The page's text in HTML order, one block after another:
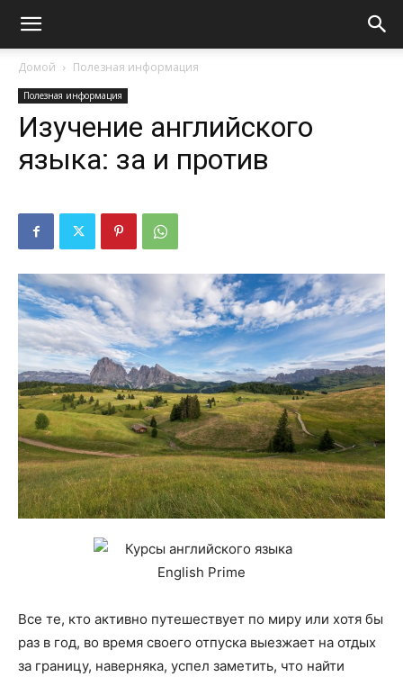
Домой Полезная информация
Полезная информация
Изучение английского
языка: за и против
Все те, кто активно путешествует по миру или хотя бы
раз в год, во время своего отпуска выезжает на отдых
за границу, наверняка, успел заметить, что найти